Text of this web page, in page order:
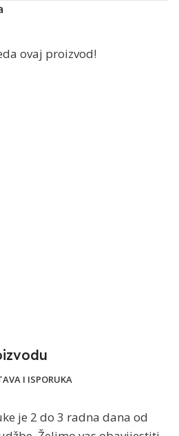
ovaj proizvod!
I ISPORUKA
je 2 do 3 radna dana od